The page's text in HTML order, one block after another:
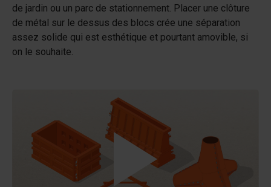
de jardin ou un parc de stationnement. Placer une clôture
de métal sur le dessus des blocs crée une séparation
assez solide qui est esthétique et pourtant amovible, si
on le souhaite.